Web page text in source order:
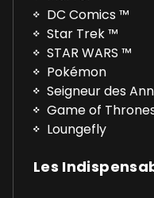
DC Comics ™
Star Trek ™
STAR WARS ™
Pokémon
Seigneur des
Game of
Loungefly
Les